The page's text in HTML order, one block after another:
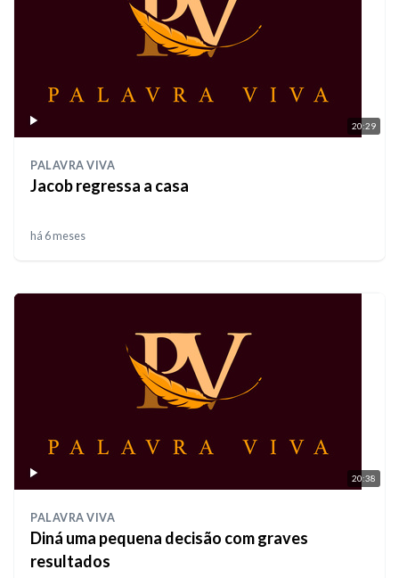
20:29
PALAVRA VIVA
Jacob regressa a casa
há 6 meses
20:38
PALAVRA VIVA
Diná uma pequena decisão com graves
resultados